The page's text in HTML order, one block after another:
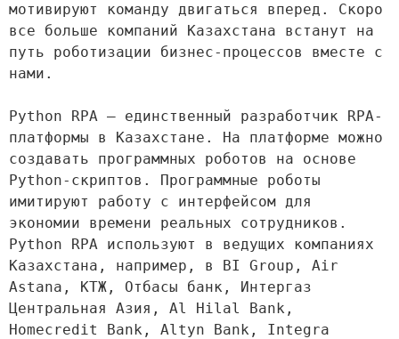
мотивируют команду двигаться вперед. Скоро
все больше компаний Казахстана встанут на
путь роботизации бизнес-процессов вместе с
нами.
Python RPA — единственный разработчик RPA-
платформы в Казахстане. На платформе можно
создавать программных роботов на основе
Python-скриптов. Программные роботы
имитируют работу с интерфейсом для
экономии времени реальных сотрудников.
Python RPA используют в ведущих компаниях
Казахстана, например, в BI Group, Air
Astana, КТЖ, Отбасы банк, Интергаз
Центральная Азия, Al Hilal Bank,
Homecredit Bank, Altyn Bank, Integra